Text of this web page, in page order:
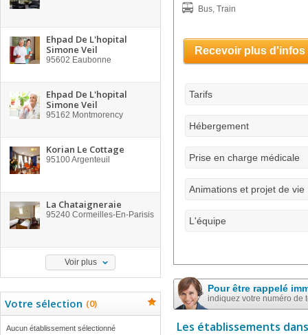
Ehpad De L'hopital
Simone Veil
95602 Eaubonne
Ehpad De L'hopital
Simone Veil
95162 Montmorency
Korian Le Cottage
95100Argenteuil
La Chataigneraie
95240 Cormeilles-En-Parisis
Voir plus
Votre sélection (0)
Aucun établissement sélectionné
Bus, Train
Recevoir plus d'infos
Tarifs
Hébergement
Prise en charge médicale
Animations et projet de vie
L'équipe
Pour être rappelé
indiquez votre numéro de
Les établissements